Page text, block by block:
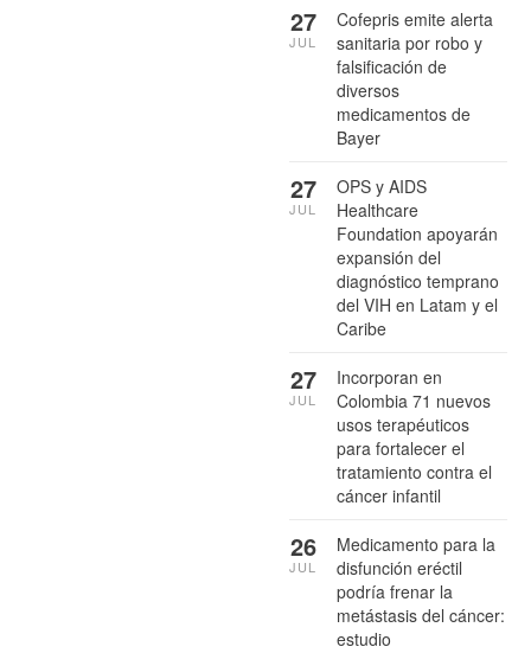
Cofepris emite alerta
sanitaria por robo y
falsificación de
diversos
medicamentos de
Bayer
27
JUL
OPS y AIDS
Healthcare
Foundation apoyarán
expansión del
diagnóstico temprano
del VIH en Latam y el
Caribe
27
JUL
Incorporan en
Colombia 71 nuevos
usos terapéuticos
para fortalecer el
tratamiento contra el
cáncer infantil
27
JUL
Medicamento para la
disfunción eréctil
podría frenar la
metástasis del cáncer:
estudio
26
JUL